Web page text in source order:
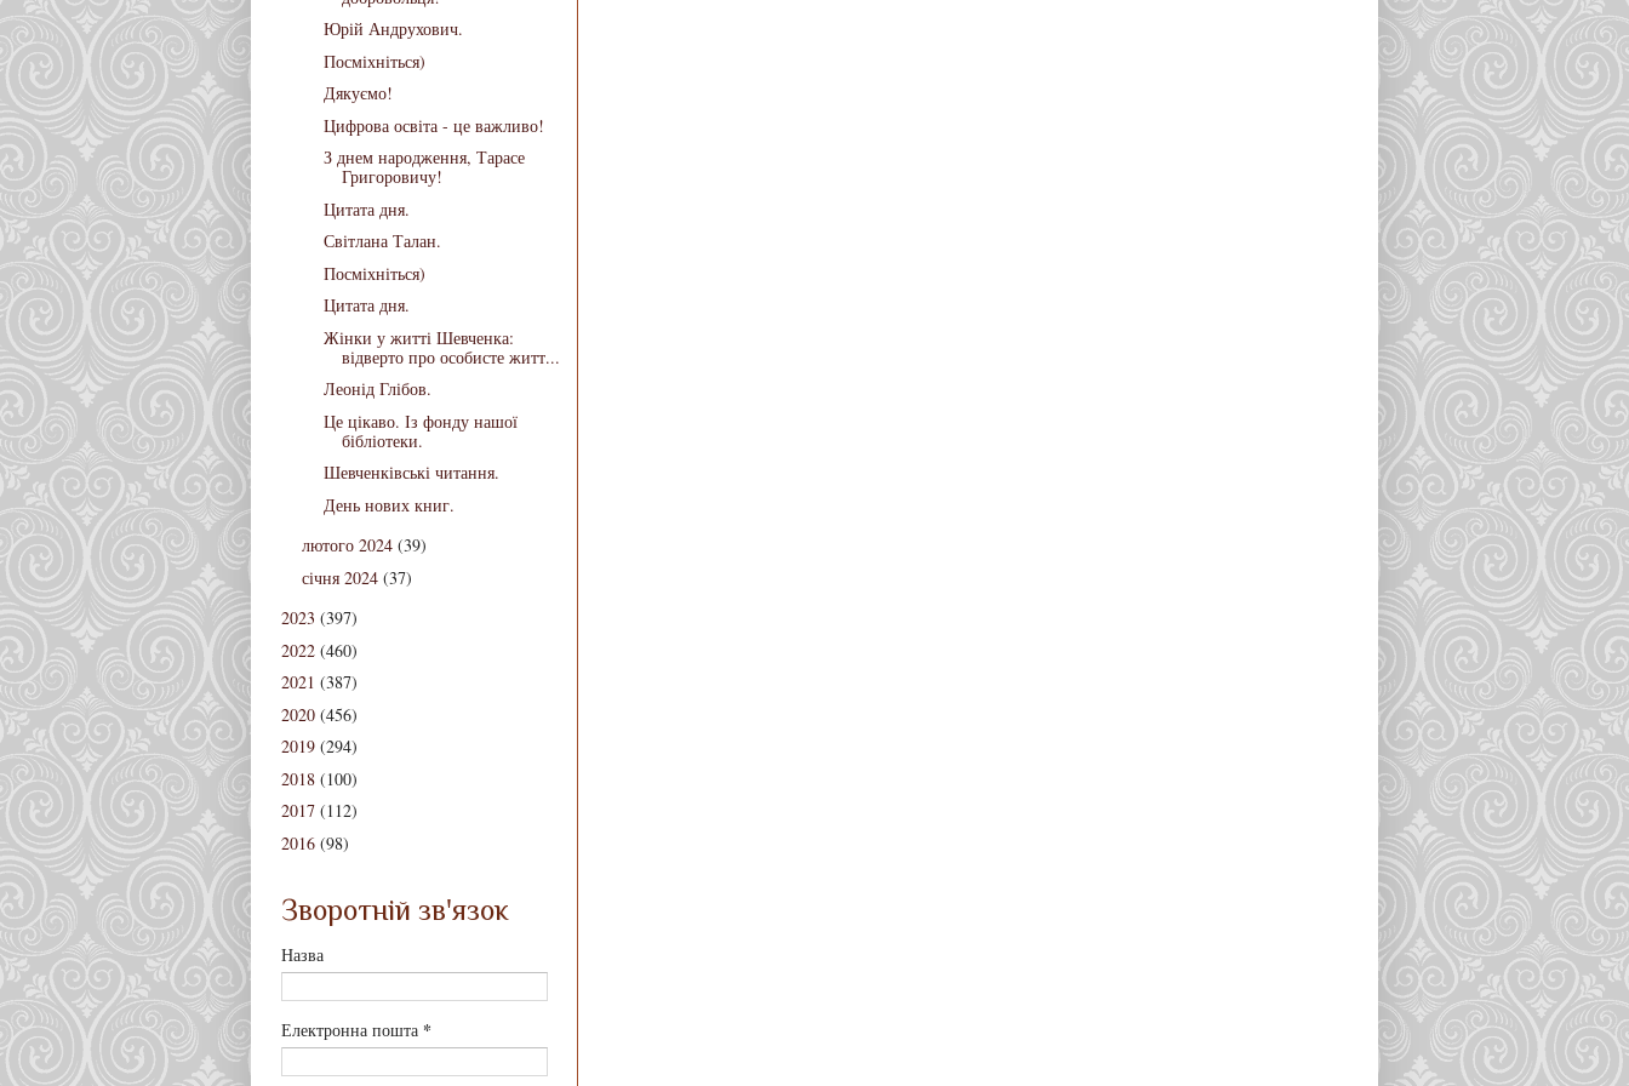
Юрій Андрухович.
Посміхніться)
Дякуємо!
Цифрова освіта - це важливо!
З днем народження, Тарасе
Григоровичу!
Цитата дня.
Світлана Талан.
Посміхніться)
Цитата дня.
Жінки у житті Шевченка:
відверто про особисте житт...
Леонід Глібов.
Це цікаво. Із фонду нашої
бібліотеки.
Шевченківські читання.
День нових книг.
лютого 2024 (39)
січня 2024 (37)
2023 (397)
2022 (460)
2021 (387)
2020 (456)
2019 (294)
2018 (100)
2017 (112)
2016 (98)
Зворотній зв'язок
Назва
Електронна пошта *